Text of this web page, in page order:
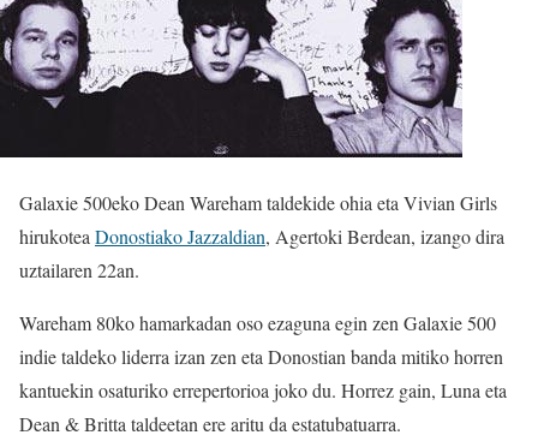
Galaxie 500eko Dean Wareham taldekide ohia eta Vivian Girls
hirukotea Donostiako Jazzaldian, Agertoki Berdean, izango dira
uztailaren 22an.
Wareham 80ko hamarkadan oso ezaguna egin zen Galaxie 500
indie taldeko liderra izan zen eta Donostian banda mitiko horren
kantuekin osaturiko errepertorioa joko du. Horrez gain, Luna eta
Dean & Britta taldeetan ere aritu da estatubatuarra.